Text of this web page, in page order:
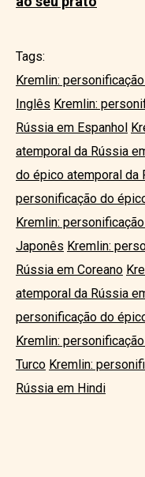
Tags:
Kremlin:
Inglês Kremlin:
Rússia em Espanhol
atemporal da Rússia
do épico atemporal da
personificação do
Kremlin:
Japonês Kremlin:
Rússia em Coreano
atemporal da Rússia
personificação do
Kremlin:
Turco Kremlin:
Rússia em Hindi